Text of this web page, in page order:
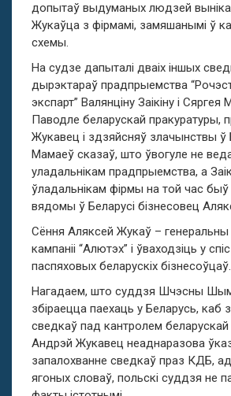
допытаў выдуманых людзей
Жукаўца з фірмамі, замяшанымі ў
схемы.
На судзе дапыталі дваіх іншых
дырэктараў прадпрыемства
экспарт” Валянціну Заікіну і Сяргея
Паводле беларускай пракуратуры,
Жукавец і здзяйсняў злачынствы ў
Мамаеў сказаў, што ўвогуле не
уладальнікам прадпрыемства, а
ўладальнікам фірмы на той час быў
вядомы ў Беларусі бізнесовец
Сёння Аляксей Жукаў –
кампаніі “Алютэх” і ўваходзіць у
паспяховых беларускіх бізнесоўцаў.
Нагадаем, што суддзя Шчэсны
збіраецца паехаць у Беларусь, каб
сведкаў пад кантролем беларускай
Андрэй Жукавец неаднаразова
запалохванне сведкаў праз КДБ,
ягоных словаў, польскі суддзя не